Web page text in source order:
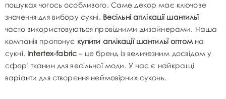
пошуках чогось особливого. Саме декор має ключове
значення для вибору сукні. Весільні аплікації шантильї
часто використовуються провідними дизайнерами. Наша
компанія пропонує купити аплікації шантильї оптомна
сукні. Intertex-fabric – це бренд із величезним досвідом у
сфері тканин для весільної моди. У нас є найкращі
варіанти для створення неймовірних суконь.